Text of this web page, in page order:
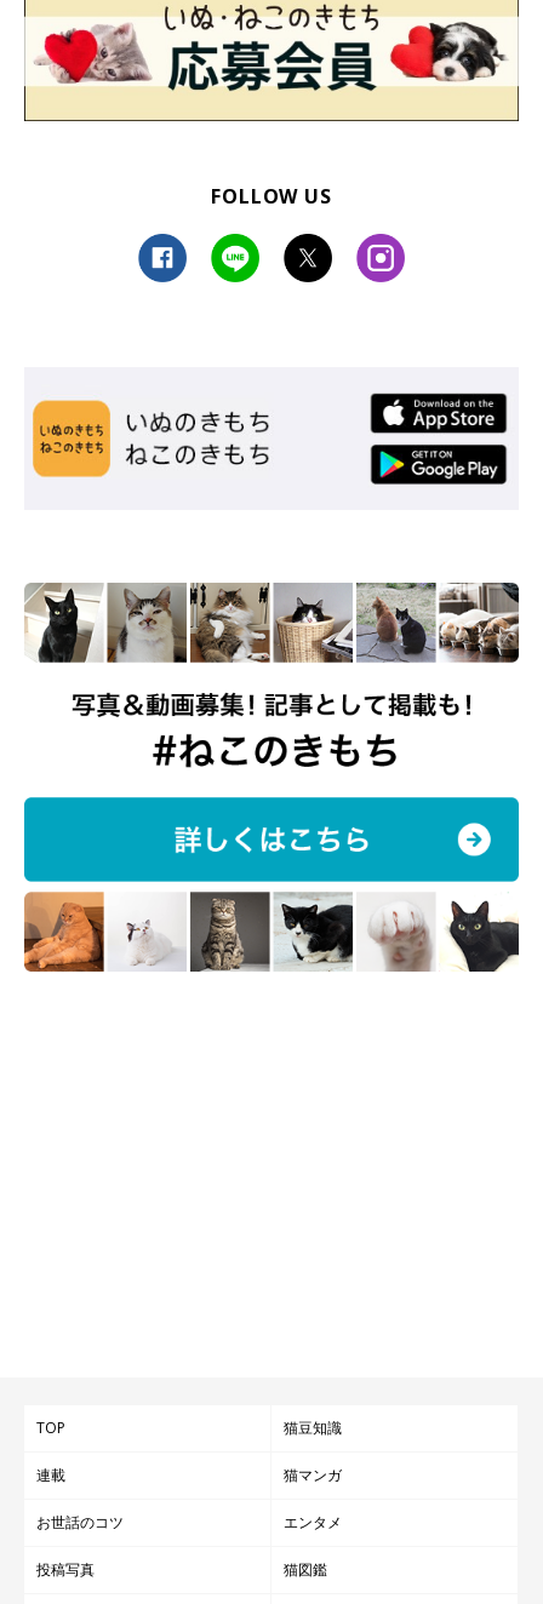
座るときだって仲良し！ピトッとくっついてまったりしている様
バックハグも♡
＠toranosuke.m
虎之助くんが弟・熊之助くんをギューッとハグしている写真も。
こんなにかっこよくバックハグをキメちゃうなんて、虎之助く
FOLLOW US
TOP 猫豆知識
連載 猫マンガ
お世話のコツ エンタメ
投稿写真 猫図鑑